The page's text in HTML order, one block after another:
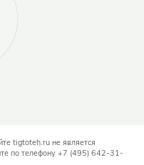
tigtoteh.ru не является
по телефону +7 (495) 642-31-